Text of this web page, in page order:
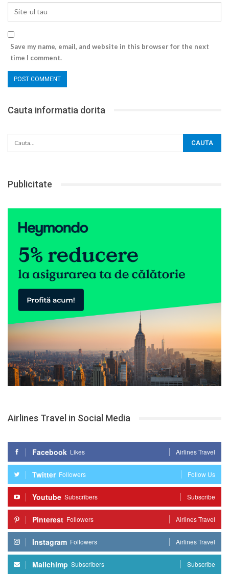
Save my name, email, and website in this browser for the next
time I comment.
Cauta informatia dorita
Publicitate
Airlines Travel in Social Media
Facebook Likes Airlines Travel
Twitter Followers Follow Us
Youtube Subscribers Subscribe
Pinterest Followers Airlines Travel
Instagram Followers Airlines Travel
Mailchimp Subscribers Subscribe